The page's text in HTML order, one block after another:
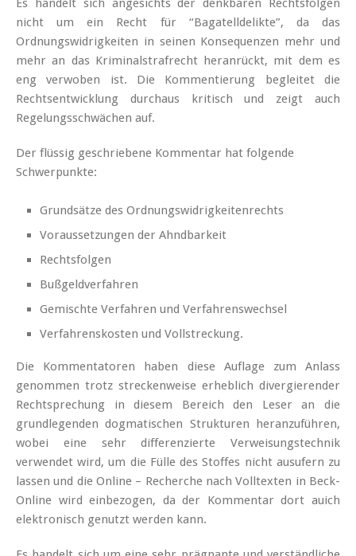
Es handelt sich angesichts der denkbaren Rechtsfolgen
nicht um ein Recht für “Bagatelldelikte”, da das
Ordnungswidrigkeiten in seinen Konsequenzen mehr und
mehr an das Kriminalstrafrecht heranrückt, mit dem es
eng verwoben ist. Die Kommentierung begleitet die
Rechtsentwicklung durchaus kritisch und zeigt auch
Regelungsschwächen auf.
Der flüssig geschriebene Kommentar hat folgende
Schwerpunkte:
Grundsätze des Ordnungswidrigkeitenrechts
Voraussetzungen der Ahndbarkeit
Rechtsfolgen
Bußgeldverfahren
Gemischte Verfahren und Verfahrenswechsel
Verfahrenskosten und Vollstreckung.
Die Kommentatoren haben diese Auflage zum Anlass
genommen trotz streckenweise erheblich divergierender
Rechtsprechung in diesem Bereich den Leser an die
grundlegenden dogmatischen Strukturen heranzuführen,
wobei eine sehr differenzierte Verweisungstechnik
verwendet wird, um die Fülle des Stoffes nicht ausufern zu
lassen und die Online – Recherche nach Volltexten in Beck-
Online wird einbezogen, da der Kommentar dort auich
elektronisch genutzt werden kann.